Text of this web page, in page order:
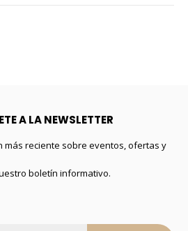
A LA NEWSLETTER
más reciente sobre eventos, ofertas y
boletín informativo.